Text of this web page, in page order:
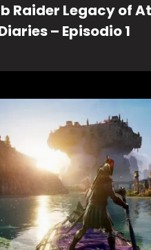
Raider Legacy of
– Episodio 1